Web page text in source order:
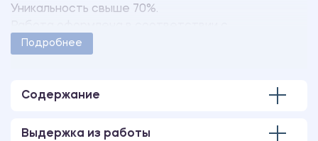
Уникальность свыше 70%.
методическими указаниями учебного заведения.
MS Word.
Подробнее
Содержание
Выдержка из работы